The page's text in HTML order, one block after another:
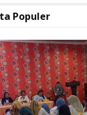
Populer